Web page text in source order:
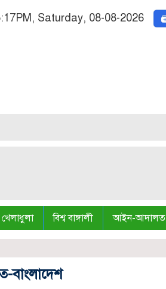
Saturday, 08-08-2026
খেলাধুলা বিশ্ব বাঙ্গালী আইন-আদালত
বাংলাদেশ